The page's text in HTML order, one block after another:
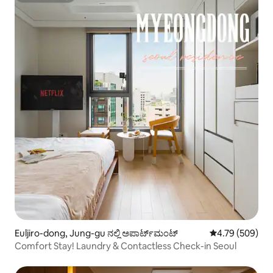
Euljiro-dong, Jung-gu ನಲ್ಲಿ ಅಪಾರ್ಟ್‌ಮಂಟ್ 5 ರಲ್ಲಿ 4.79
4.79 (509)
Comfort Stay! Laundry & Contactless Check-in Seoul